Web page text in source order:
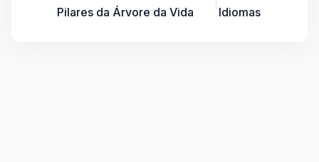
Pilares da Árvore da Vida Idiomas